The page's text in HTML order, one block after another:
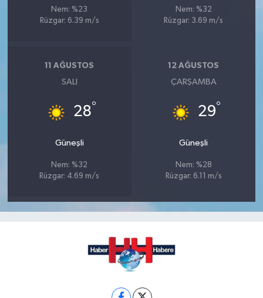
Nem: %23
Rüzgar: 6.39 m/s
Nem: %32
Rüzgar: 3.69 m/s
11 AĞUSTOS
SALI
28°
Güneşli
Nem: %32
Rüzgar: 4.69 m/s
12 AĞUSTOS
ÇARŞAMBA
29°
Güneşli
Nem: %28
Rüzgar: 6.11 m/s